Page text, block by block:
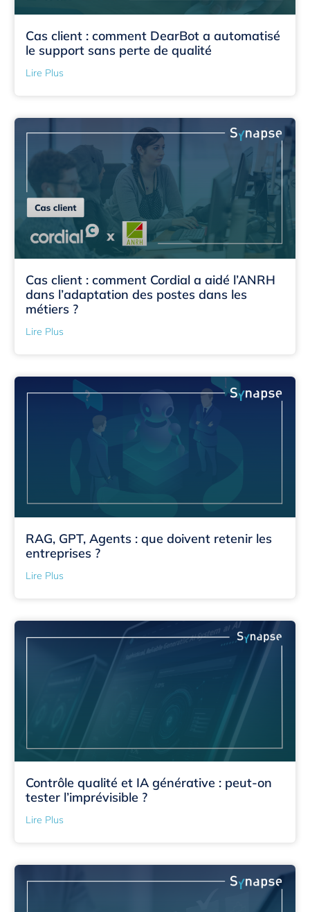
Cas client : comment DearBot a automatisé
le support sans perte de qualité
Lire Plus
Cas client : comment Cordial a aidé l’ANRH
dans l’adaptation des postes dans les
métiers ?
Lire Plus
RAG, GPT, Agents : que doivent retenir les
entreprises ?
Lire Plus
Contrôle qualité et IA générative : peut-on
tester l’imprévisible ?
Lire Plus